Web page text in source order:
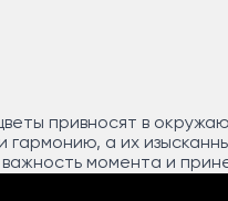
привносят в
а их
момента и